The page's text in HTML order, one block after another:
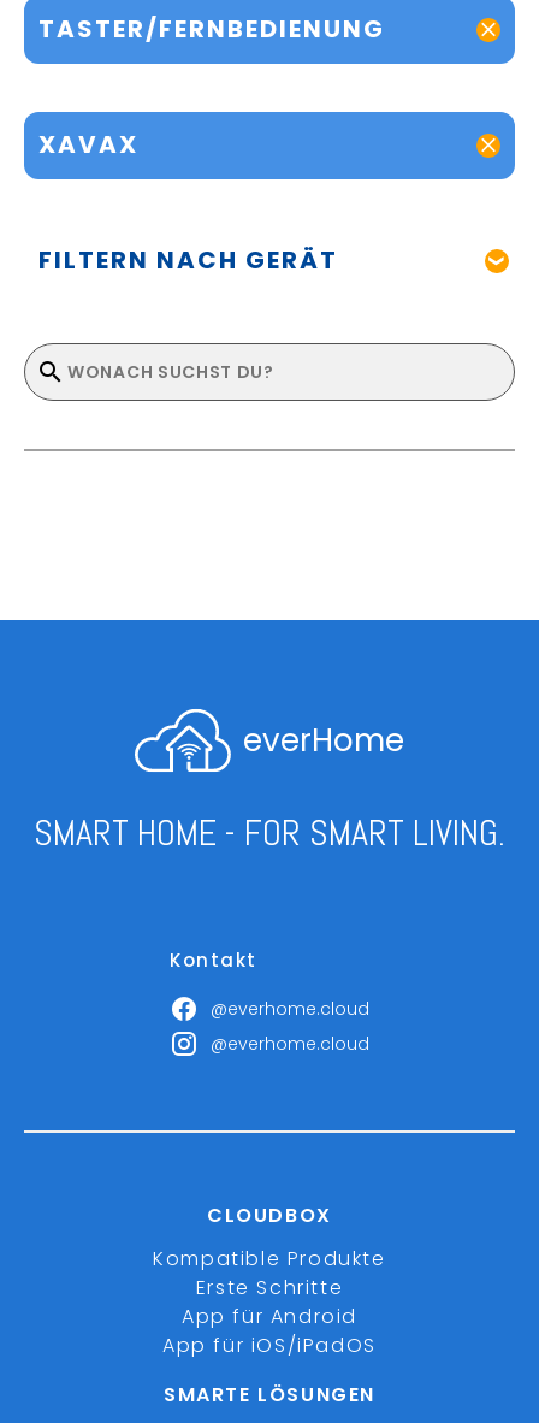
TASTER/FERNBEDIENUNG
XAVAX
FILTERN NACH GERÄT
everHome
SMART HOME - FOR SMART LIVING.
Kontakt
@everhome.cloud
@everhome.cloud
CLOUDBOX
Kompatible Produkte
Erste Schritte
App für Android
App für iOS/iPadOS
SMARTE LÖSUNGEN